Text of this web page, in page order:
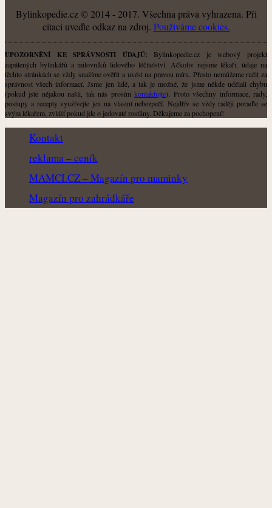
Bylinkopedie.cz © 2014 - 2017. Všechna práva vyhrazena. Při
citaci uveďte odkaz na zdroj. Použiváme cookies.
UPOZORNĚNÍ KE SPRÁVNOSTI ÚDAJŮ: Bylinkopedie.cz je webový projekt
zapálených bylinkářů a milovníků lidového léčitelství. Ačkoliv nejsme lékaři, údaje na
těchto stránkách se vždy snažíme ověřit a uvést na pravou míru. Přesto nemůžeme ručit za
správnost všech informací. Jsme jen lidé, a tak je možné, že jsme někde udělali chybu
(pokud jste nějakou našli, tak nás prosímkontaktujte). Proto všechny informace, rady,
postupy a recepty využívejte jen na vlastní nebezpečí. Nejdřív se vždy raději poraďte se
svým lékařem, zvlášť pokud jde o jedovaté rostliny. Děkujeme za pochopení!
Kontakt
reklama – ceník
MAMCI.CZ – Magazín pro maminky
Magazín pro zahrádkáře